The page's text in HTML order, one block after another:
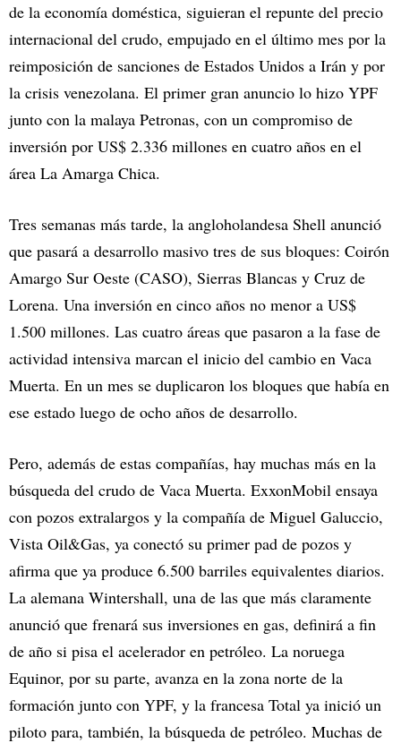
de la economía doméstica, siguieran el repunte del precio
internacional del crudo, empujado en el último mes por la
reimposición de sanciones de Estados Unidos a Irán y por
la crisis venezolana. El primer gran anuncio lo hizo YPF
junto con la malaya Petronas, con un compromiso de
inversión por US$ 2.336 millones en cuatro años en el
área La Amarga Chica.
Tres semanas más tarde, la angloholandesa Shell anunció
que pasará a desarrollo masivo tres de sus bloques: Coirón
Amargo Sur Oeste (CASO), Sierras Blancas y Cruz de
Lorena. Una inversión en cinco años no menor a US$
1.500 millones. Las cuatro áreas que pasaron a la fase de
actividad intensiva marcan el inicio del cambio en Vaca
Muerta. En un mes se duplicaron los bloques que había en
ese estado luego de ocho años de desarrollo.
Pero, además de estas compañías, hay muchas más en la
búsqueda del crudo de Vaca Muerta. ExxonMobil ensaya
con pozos extralargos y la compañía de Miguel Galuccio,
Vista Oil&Gas, ya conectó su primer pad de pozos y
afirma que ya produce 6.500 barriles equivalentes diarios.
La alemana Wintershall, una de las que más claramente
anunció que frenará sus inversiones en gas, definirá a fin
de año si pisa el acelerador en petróleo. La noruega
Equinor, por su parte, avanza en la zona norte de la
formación junto con YPF, y la francesa Total ya inició un
piloto para, también, la búsqueda de petróleo. Muchas de